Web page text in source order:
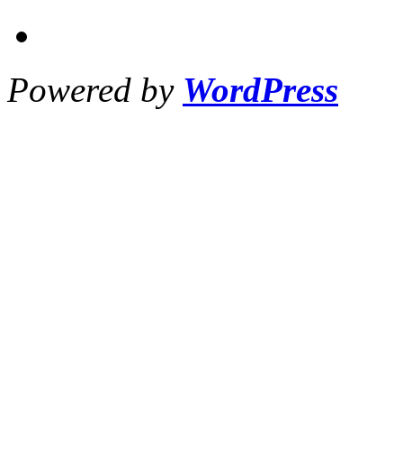
Powered by WordPress